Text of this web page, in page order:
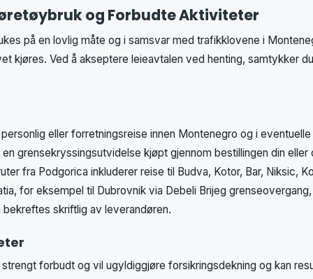
og Forbudte Aktiviteter
på en lovlig måte og i samsvar med trafikklovene i
kjøres. Ved å akseptere leieavtalen ved henting, samtykker
eller forretningsreise innen Montenegro og i
grensekryssingsutvidelse kjøpt gjennom bestillingen din eller
fra Podgorica inkluderer reise til Budva, Kotor, Bar, Niksic,
for eksempel til Dubrovnik via Debeli Brijeg
skriftlig av leverandøren.
forbudt og vil ugyldiggjøre forsikringsdekning og kan